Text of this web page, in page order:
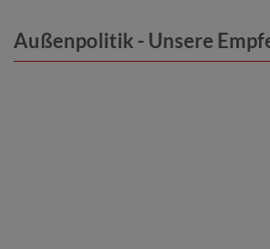
Außenpolitik - Unsere